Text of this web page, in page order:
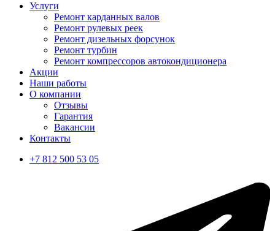
Услуги
Ремонт карданных валов
Ремонт рулевых реек
Ремонт дизельных форсунок
Ремонт турбин
Ремонт компрессоров автокондиционера
Акции
Наши работы
О компании
Отзывы
Гарантия
Вакансии
Контакты
+7 812 500 53 05